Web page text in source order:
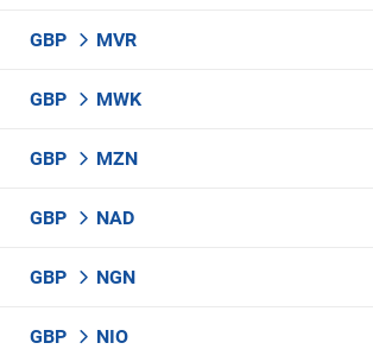
GBP MVR
GBP MWK
GBP MZN
GBP NAD
GBP NGN
GBP NIO